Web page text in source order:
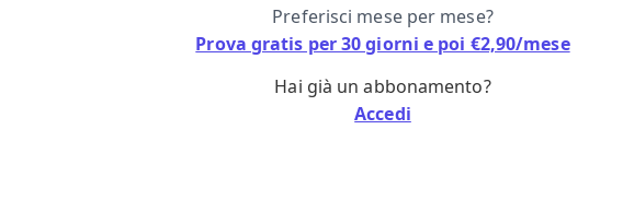
Preferisci mese per mese?
Prova gratis per 30 giorni e poi €2,90/mese
Hai già un abbonamento?
Accedi